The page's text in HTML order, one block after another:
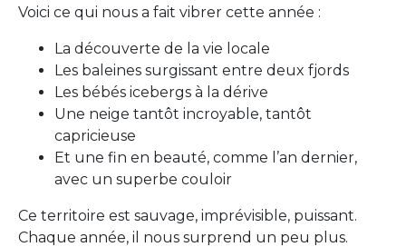
Voici ce qui nous a fait vibrer cette année :
La découverte de la vie locale
Les baleines surgissant entre deux fjords
Les bébés icebergs à la dérive
Une neige tantôt incroyable, tantôt
capricieuse
Et une fin en beauté, comme l’an dernier,
avec un superbe couloir
Ce territoire est sauvage, imprévisible, puissant.
Chaque année, il nous surprend un peu plus.